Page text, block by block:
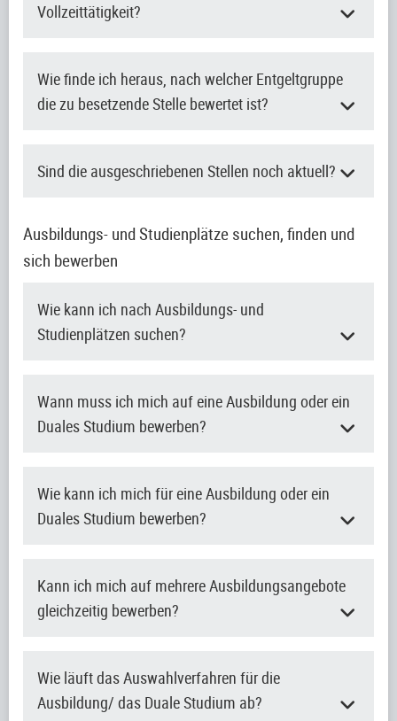
Vollzeittätigkeit?
Wie finde ich heraus, nach welcher Entgeltgruppe
die zu besetzende Stelle bewertet ist?
Sind die ausgeschriebenen Stellen noch aktuell?
Ausbildungs- und Studienplätze suchen, finden und
sich bewerben
Wie kann ich nach Ausbildungs- und
Studienplätzen suchen?
Wann muss ich mich auf eine Ausbildung oder ein
Duales Studium bewerben?
Wie kann ich mich für eine Ausbildung oder ein
Duales Studium bewerben?
Kann ich mich auf mehrere Ausbildungsangebote
gleichzeitig bewerben?
Wie läuft das Auswahlverfahren für die
Ausbildung/ das Duale Studium ab?